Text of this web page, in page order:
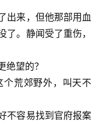
出来，但他那部用血
。静闻受了重伤，
绝望的？
荒郊野外，叫天不
不容易找到官府报案